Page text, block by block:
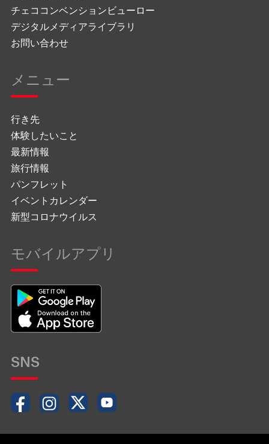
チェココンベンションビューロー
デジタルメディアライブラリ
お問い合わせ
メニュー
行き先
体験したいこと
最新情報
旅行情報
パンフレット
イベントカレンダー
新型コロナウイルス
モバイルアプリ
SNS